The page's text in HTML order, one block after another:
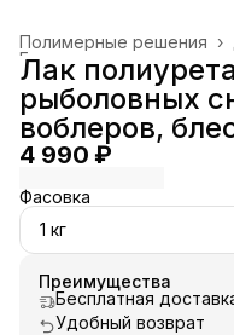
Полимерные решения ›
Главная
Лак
рыболовных
воблеров,
4 990 ₽
Фасовка
1 кг
Преимущества
Бесплатная
Удобный возврат